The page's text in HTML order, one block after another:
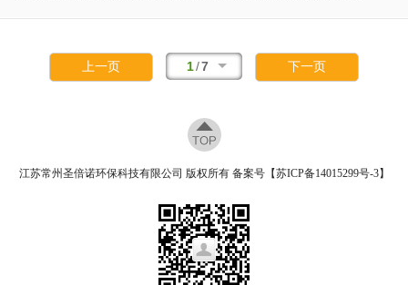
上的垃圾，也可清扫灰尘，这就避免了灰尘的飞散，不会造成二次污染；
2、驾驶式扫地车对地面的清扫进行了有效的保护，扫地车的投入使用，
上一页 1/7 下一页
江苏常州圣倍诺环保科技有限公司 版权所有 备案号【苏ICP备14015299号-3】